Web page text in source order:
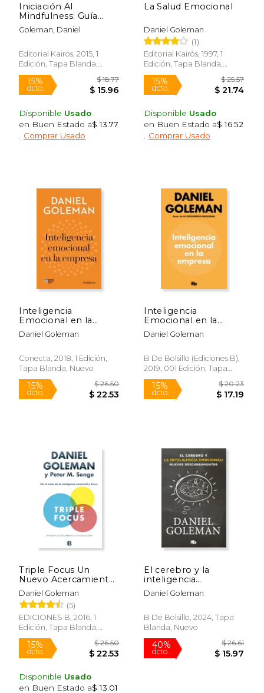
15%
dcto.
Iniciación Al
Mindfulness: Guía
Práctica Con
Meditaciones Guiadas
Libro Focus
Goleman, Daniel
Editorial Kairos, 2015, 1
Edición, Tapa Blanda,
Nuevo
15%
Disponible Usado
en Buen Estado a$ 13.77
Comprar Usado
La Salud Emocional
Daniel Goleman
(1)
Editorial Kairós, 1997, 1
Edición, Tapa Blanda,
Nuevo
15%
dcto.
Disponible Usado
en Buen Estado a$ 16.52
Comprar Usado
Inteligencia
Emocional en la
Empresa
(Imprescindibles)
Daniel Goleman
Conecta, 2018, 1 Edición,
Tapa Blanda, Nuevo
Inteligencia
Emocional en la
Empresa
Daniel Goleman
B De Bolsillo (Ediciones B),
2019, 001 Edición, Tapa
Blanda, Nuevo
Triple Focus Un
Nuevo Acercamiento
A La Educacion
Daniel Goleman
(5)
EDICIONES B, 2016, 1
Edición, Tapa Blanda,
Nuevo
Disponible Usado
en Buen Estado a$ 13.01
El cerebro y la
inteligencia
emocional: Nuevos
descubrimientos
Daniel Goleman
B De Bolsillo, 2024, Tapa
Blanda, Nuevo